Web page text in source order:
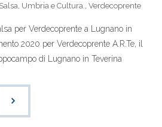
Umbria e Cultura. Verdecoprente
per Verdecoprente a Lugnano in
2020 per Verdecoprente A.R.Te, il
di Lugnano in Teverina